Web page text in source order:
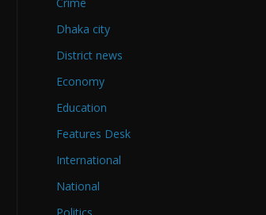
Dhaka city
District news
Economy
Education
Features Desk
International
National